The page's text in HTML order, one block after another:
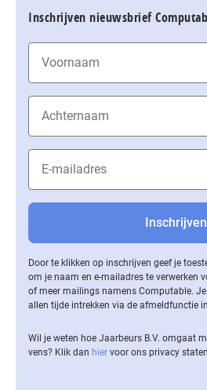
Inschrijven nieuwsbrief
Door te klikken op inschrijven geef je
om je naam en e-mailadres te verwerken
of meer mailings namens Computable.
allen tijde intrekken via de af­meld­func­tie
Wil je weten hoe Jaarbeurs B.V. omgaat
vens? Klik dan hier voor ons privacy